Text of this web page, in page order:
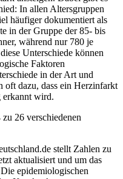
In allen Altersgruppen
häufiger dokumentiert als
in der Gruppe der 85- bis
während nur 780 je
Unterschiede können
Faktoren
in der Art und
oft dazu, dass ein Herzinfarkt
erkannt wird.
26 verschiedenen
stellt Zahlen zu
aktualisiert und um das
epidemiologischen